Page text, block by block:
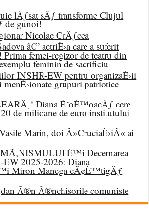
lÄƒsat sÄƒ transforme Clujul
de gunoi!
Nicolae CrÄƒcea
â€” actriÈ›a care a suferit
femei-regizor de teatru din
feminin de sacrificiu
INSHR-EW pentru organizaÈ›ii
grupuri patriotice
Diana È˜oÈ™oacÄƒ cere
de milioane de euro institutului
Marin, doi Â»CruciaÈ›iÂ« ai
È™i Decernarea
2025-2026: Diana
Miron Manega cÃ¢È™tigÄƒ
Ã®n Ã®nchisorile comuniste